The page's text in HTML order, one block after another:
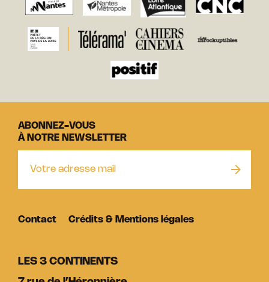
LES 3 CONTINENTS
ABONNEZ-VOUS
À NOTRE NEWSLETTER
Contact Crédits & Mentions légales